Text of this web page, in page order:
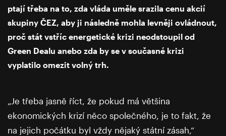
ptají třeba na to, zda vláda uměle srazila cenu akcií
skupiny ČEZ, aby ji následně mohla levněji ovládnout,
proč stát vstříc energetické krizi neodstoupil od
Green Dealu anebo zda by se v současné krizi
vyplatilo omezit volný trh.
„Je třeba jasně říct, že pokud má většina
ekonomických krizí něco společného, je to fakt, že
na jejich počátku byl vždy nějaký státní zásah,“